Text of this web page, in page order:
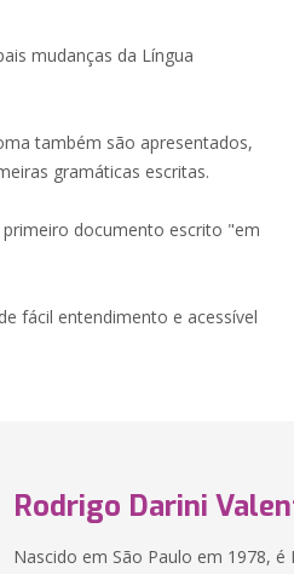
mudanças da Língua
também são apresentados,
gramáticas escritas.
documento escrito "em
fácil entendimento e acessível
Rodrigo Darini
Nascido em São Paulo em 1978,